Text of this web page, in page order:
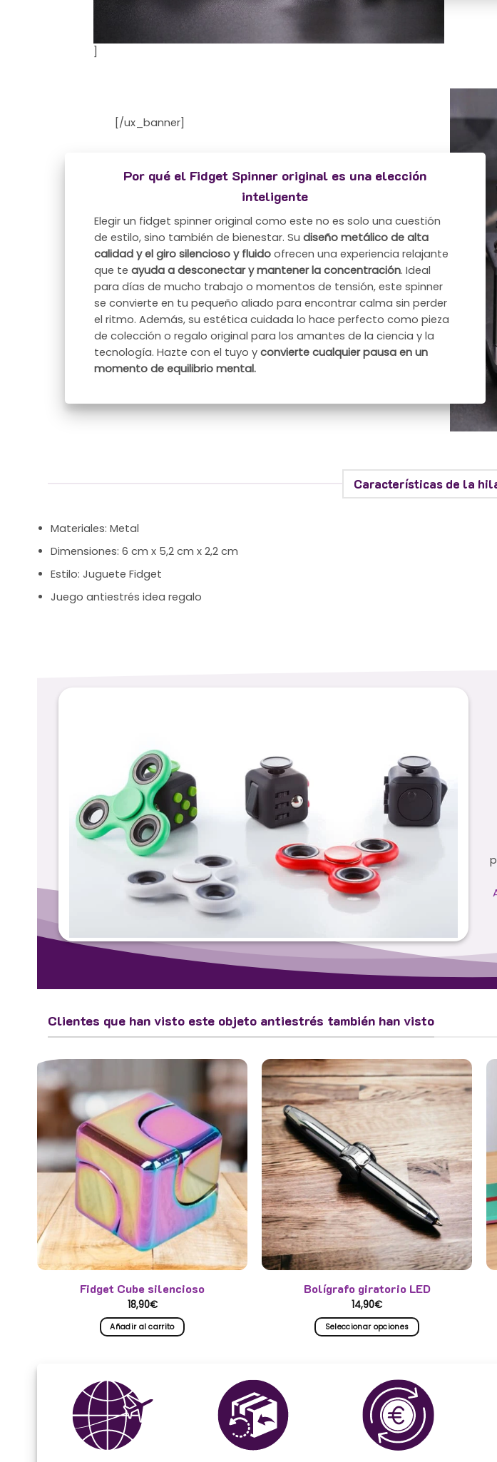
]
[/ux_banner]
Por qué el Fidget Spinner original es una elección
inteligente
Elegir un fidget spinner original como este no es solo una cuestión
de estilo, sino también de bienestar. Sudiseño metálico de alta
calidad y el giro silencioso y fluido ofrecen una experiencia relajante
que teayuda a desconectar y mantener la concentración. Ideal
para días de mucho trabajo o momentos de tensión, este spinner
se convierte en tu pequeño aliado para encontrar calma sin perder
el ritmo. Además, su estética cuidada lo hace perfecto como pieza
de colección o regalo original para los amantes de la ciencia y la
tecnología. Hazte con el tuyo yconvierte cualquier pausa en un
momento de equilibrio mental.
Características de la
Materiales: Metal
Dimensiones: 6 cm x 5,2 cm x 2,2 cm
Estilo: Juguete Fidget
Juego antiestrés idea regalo
Clientes que han visto este objeto antiestrés también han visto
Fidget Cube silencioso
18,90€
Añadir al carrito
Bolígrafo giratorio LED
14,90€
Seleccionar opciones
múltiples
variantes.
Las
opciones
se